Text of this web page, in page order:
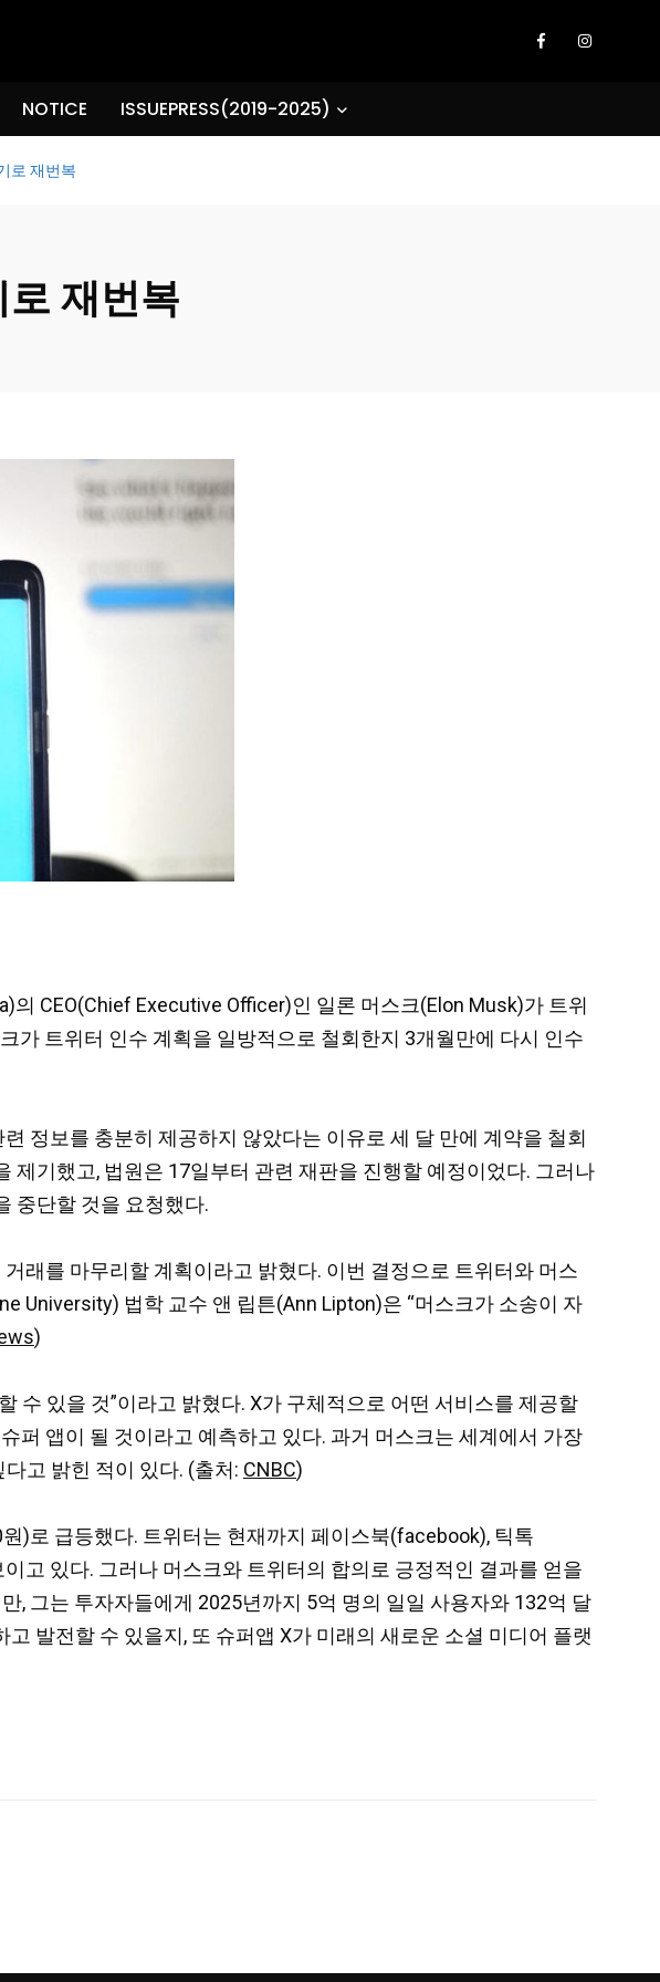
NOTICE ISSUEPRESS(2019-2025)
로 재번복
재번복
CEO(Chief Executive Officer)인 일론 머스크(Elon Musk)가 트위
트위터 인수 계획을 일방적으로 철회한지 3개월만에 다시 인수
정보를 충분히 제공하지 않았다는 이유로 세 달 만에 계약을 철회
기했고, 법원은 17일부터 관련 재판을 진행할 예정이었다. 그러나
중단할 것을 요청했다.
래를 마무리할 계획이라고 밝혔다. 이번 결정으로 트위터와 머스
University) 법학 교수 앤 립튼(Ann Lipton)은 “머스크가 소송이 자
)
수 있을 것”이라고 밝혔다. X가 구체적으로 어떤 서비스를 제공할
퍼 앱이 될 것이라고 예측하고 있다. 과거 머스크는 세계에서 가장
다고 밝힌 적이 있다. (출처: CNBC)
)로 급등했다. 트위터는 현재까지 페이스북(facebook), 틱톡
고 있다. 그러나 머스크와 트위터의 합의로 긍정적인 결과를 얻을
, 그는 투자자들에게 2025년까지 5억 명의 일일 사용자와 132억 달
발전할 수 있을지, 또 슈퍼앱 X가 미래의 새로운 소셜 미디어 플랫